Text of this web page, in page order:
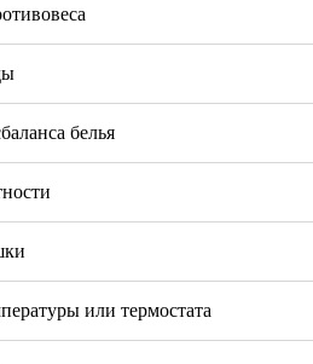
белья
или термостата